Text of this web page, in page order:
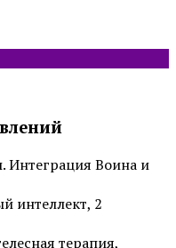
Воина и
интеллект, 2
терапия,